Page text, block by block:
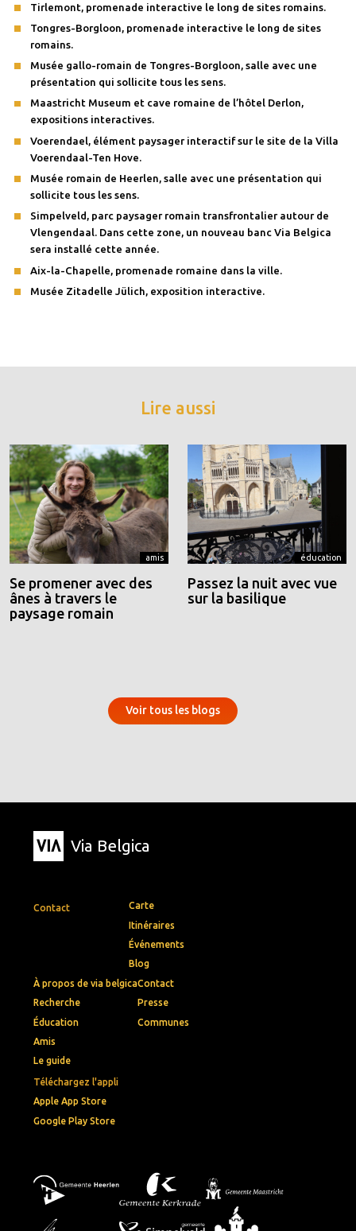
Tirlemont, promenade interactive le long de sites romains.
Tongres-Borgloon, promenade interactive le long de sites
romains.
Musée gallo-romain de Tongres-Borgloon, salle avec une
présentation qui sollicite tous les sens.
Maastricht Museum et cave romaine de l’hôtel Derlon,
expositions interactives.
Voerendael, élément paysager interactif sur le site de la Villa
Voerendaal-Ten Hove.
Musée romain de Heerlen, salle avec une présentation qui
sollicite tous les sens.
Simpelveld, parc paysager romain transfrontalier autour de
Vlengendaal. Dans cette zone, un nouveau banc Via Belgica
sera installé cette année.
Aix-la-Chapelle, promenade romaine dans la ville.
Musée Zitadelle Jülich, exposition interactive.
Lire aussi
amis
Se promener avec des
ânes à travers le
paysage romain
éducation
Passez la nuit avec vue
sur la basilique
Voir tous les blogs
Via Belgica
Contact
Téléchargez l'appli
Apple App Store
Google Play Store
Carte
Itinéraires
Événements
Blog
À propos de via belgica
Recherche
Éducation
Amis
Le guide
Contact
Presse
Communes